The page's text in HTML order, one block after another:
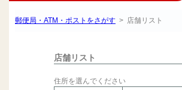
郵便局・ATM・ポストをさがす > 店舗リスト
店舗リスト
住所を選んでください